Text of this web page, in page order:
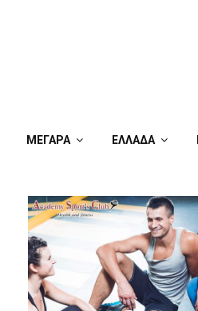
ΜΕΓΑΡΑ ΕΛΛΑΔΑ